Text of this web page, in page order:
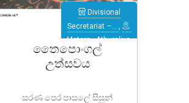
තෛපොංගල්
උත්සවය
Divisional
Secretariat –… ,
Matara ,Athuraliya
සරණ පෙර පාසලේ සිසුන්